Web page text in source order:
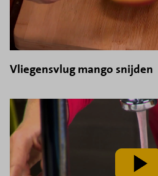
Vliegensvlug mango snijden
speel
video
af